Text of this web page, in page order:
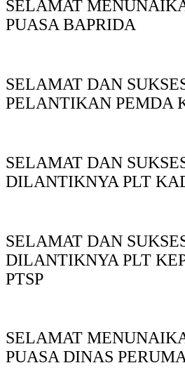
SELAMAT
PUASA BAPRIDA
SELAMAT DAN
PELANTIKAN PEMDA
SELAMAT DAN
DILANTIKNYA PLT
SELAMAT DAN
DILANTIKNYA PLT
PTSP
SELAMAT
PUASA DINAS